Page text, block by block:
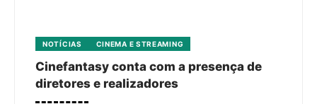
NOTÍCIAS CINEMA E STREAMING
Cinefantasy conta com a presença de
diretores e realizadores